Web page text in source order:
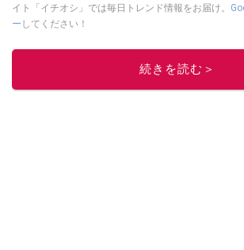
イト「イチオシ」では毎日トレンド情報をお届け。
ー してください！
このイチオシス
続きを読む＞